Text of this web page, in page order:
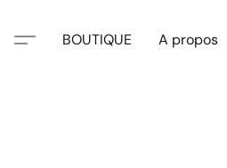
BOUTIQUE A propos